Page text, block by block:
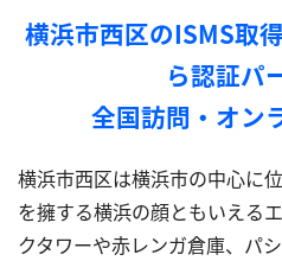
横浜市西区のISMS取
ら認証パ
全国訪問・オン
横浜市西区は横浜市の中心に
を擁する横浜の顔ともいえる
クタワーや赤レンガ倉庫、パ